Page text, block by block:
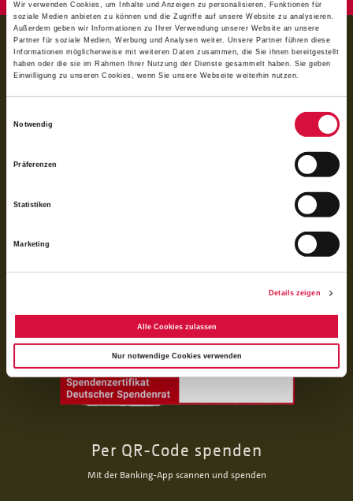
Wir verwenden Cookies, um Inhalte und Anzeigen zu personalisieren, Funktionen für
soziale Medien anbieten zu können und die Zugriffe auf unsere Website zu analysieren.
Außerdem geben wir Informationen zu Ihrer Verwendung unserer Website an unsere
Partner für soziale Medien, Werbung und Analysen weiter. Unsere Partner führen diese
Informationen möglicherweise mit weiteren Daten zusammen, die Sie ihnen bereitgestellt
haben oder die sie im Rahmen Ihrer Nutzung der Dienste gesammelt haben. Sie geben
Einwilligung zu unseren Cookies, wenn Sie unsere Webseite weiterhin nutzen.
Notwendig
Präferenzen
Statistiken
Marketing
Details zeigen
Alle Cookies zulassen
Nur notwendige Cookies verwenden
BANKVERBINDUNG
für Spenden:
BIC GENODED1PAX
IBAN DE 70 3706 0193 1050 0030 07
Förderung kirchlicher Zwecke von der Körperschaftsteuer und Gewerbesteuer
freigestellt und beim Finanzamt unter der Steuernummer 339/5794/0212
Per QR-Code spenden
Mit der Banking-App scannen und spenden